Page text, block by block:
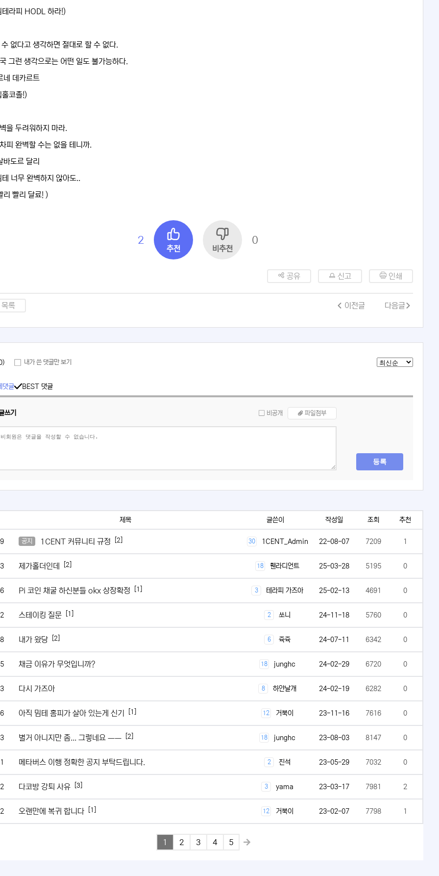
테라피 HODL 하라!)
없다고 생각하면 절대로 할 수 없다.
그런 생각으로는 어떤 일도 불가능하다.
네 데카르트
홀코졸!)
을 두려워하지 마라.
피 완벽할 수는 없을 테니까.
바도르 달리
테 너무 완벽하지 않아도..
리 빨리 달료! )
2
추천 비추천
0
공유 신고 인쇄
목록 이전글 다음글
내가 쓴 댓글만 보기
댓글 BEST 댓글
쓰기 비공개 파일첨부
등록
제목 글쓴이 작성일 조회 추천
공지 1CENT 커뮤니티 규정 [2] 30 1CENT_Admin 22-08-07 7209 1
제가홀더인데 [2] 18 휀라디언트 25-03-28 5195 0
Pi 코인 채굴 하신분들 okx 상장확정 [1] 3 테라피 가즈아 25-02-13 4691 0
스테이킹 질문 [1] 2 쏘니 24-11-18 5760 0
내가 왔당 [2] 6 쥭쥭 24-07-11 6342 0
채금 이유가 무엇입니까? 18 junghc 24-02-29 6720 0
다시 가즈아 8 하얀날개 24-02-19 6282 0
아직 밈테 홈피가 살아 있는게 신기 [1] 12 거북이 23-11-16 7616 0
별거 아니지만 좀... 그렇네요 ㅡㅡ [2] 18 junghc 23-08-03 8147 0
메타버스 이행 정확한 공지 부탁드립니다. 2 진석 23-05-29 7032 0
다코방 강퇴 사유 [3] 3 yama 23-03-17 7981 2
오랜만에 복귀 합니다 [1] 12 거북이 23-02-07 7798 1
1 2 3 4 5